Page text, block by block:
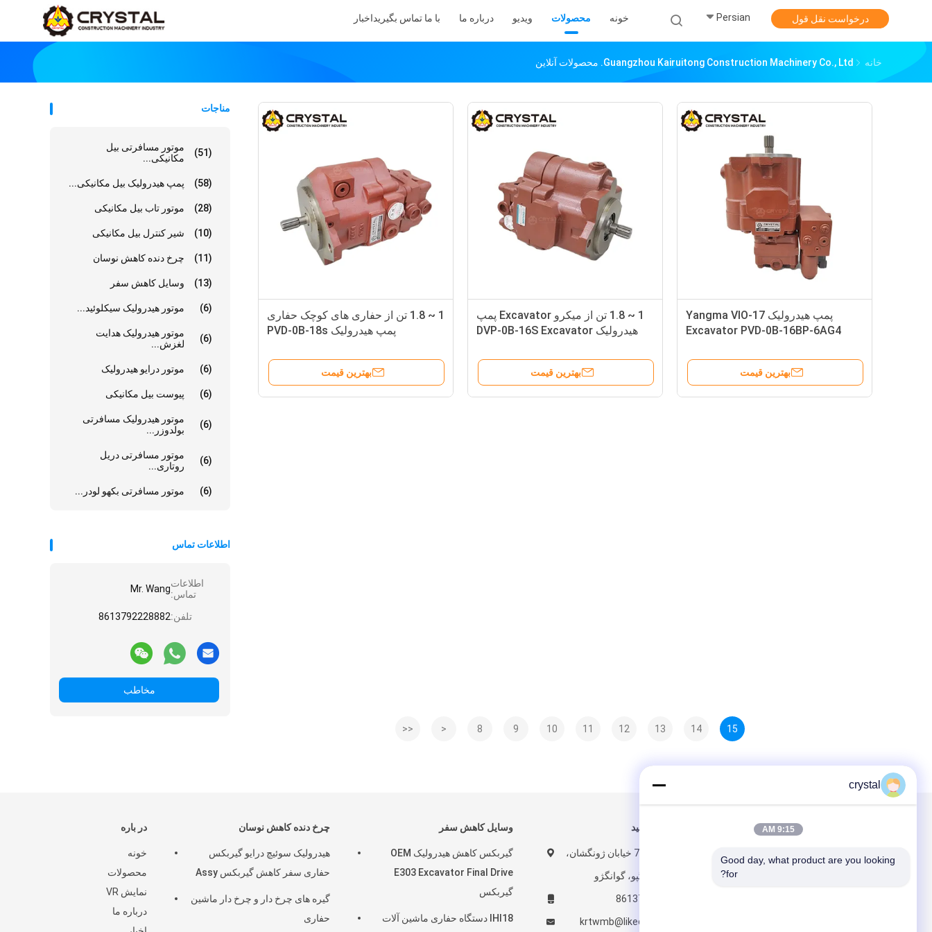
خونه محصولات ویدیو درباره ما با ما تماس بگیریداخبار Persian درخواست نقل قول
خانه Guangzhou Kairuitong Construction Machinery Co., Ltd. محصولات آنلاین
مناجات
موتور مسافرتی بیل
مکانیکی...
(51)
پمپ هیدرولیک بیل مکانیکی... (58)
موتور تاب بیل مکانیکی (28)
شیر کنترل بیل مکانیکی (10)
چرخ دنده کاهش نوسان (11)
وسایل کاهش سفر (13)
موتور هیدرولیک سیکلوئید... (6)
موتور هیدرولیک هدایت
لغزش...
(6)
موتور درایو هیدرولیک (6)
پیوست بیل مکانیکی (6)
موتور هیدرولیک مسافرتی
بولدوزر...
(6)
موتور مسافرتی دریل
روتاری...
(6)
موتور مسافرتی بکهو لودر... (6)
اطلاعات تماس
اطلاعات
تماس:Mr. Wang
تلفن:8613792228882
مخاطب
1 ~ 1.8 تن از حفاری های کوچک حفاری
پمپ هیدرولیک PVD-0B-18s
بهترین قیمت
1 ~ 1.8 تن از میکرو Excavator پمپ
هیدرولیک DVP-0B-16S Excavator
بهترین قیمت
پمپ هیدرولیک Yangma VIO-17
Excavator PVD-0B-16BP-6AG4
بهترین قیمت
<< < 8 9 10 11 12 13 14 15
در باره
خونه
محصولات
نمایش VR
درباره ما
چرخ دنده کاهش نوسان
هیدرولیک سوئیچ درایو گیربکس
حفاری سفر کاهش گیربکس Assy
گیره های چرخ دار و چرخ دار ماشین
حفاری
وسایل کاهش سفر
گیربکس کاهش هیدرولیک OEM
E303 Excavator Final Drive
گیربکس
IHI18 دستگاه حفاری ماشین آلات
ما را دنبال کنید
شماره 278-7 خیابان ژونگشان،
منطقه هوانگپو، گوانگژو
8613792228882
krtwmb@likechuan.com
crystal
9:15 AM
Good day, what product are you looking
for?